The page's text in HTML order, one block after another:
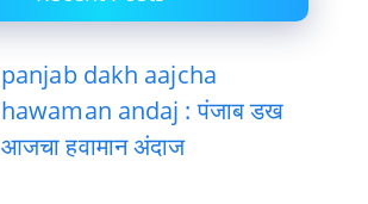
panjab dakh aajcha
hawaman andaj : पंजाब डख
आजचा हवामान अंदाज